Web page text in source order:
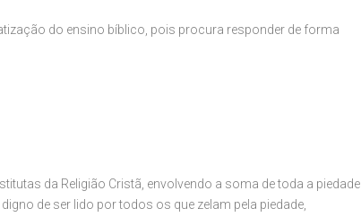
do ensino bíblico, pois procura responder de forma
da Religião Cristã, envolvendo a soma de toda a piedade
de ser lido por todos os que zelam pela piedade,